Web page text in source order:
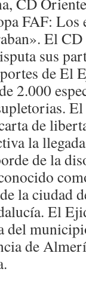
FAF:
El
sus
de El
2.000
de
la
de la
la ciudad
El
del
de